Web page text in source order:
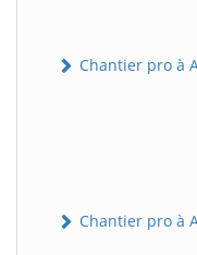
Chantier pro à
Chantier pro à